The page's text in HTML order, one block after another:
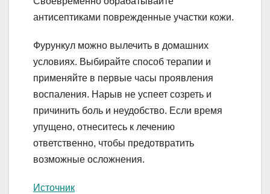
антисептиками поврежденные участки кожи.
Фурункул можно вылечить в домашних
условиях. Выбирайте способ терапии и
применяйте в первые часы проявления
воспаления. Нарыв не успеет созреть и
причинить боль и неудобство. Если время
упущено, отнеситесь к лечению
ответственно, чтобы предотвратить
возможные осложнения.
Источник